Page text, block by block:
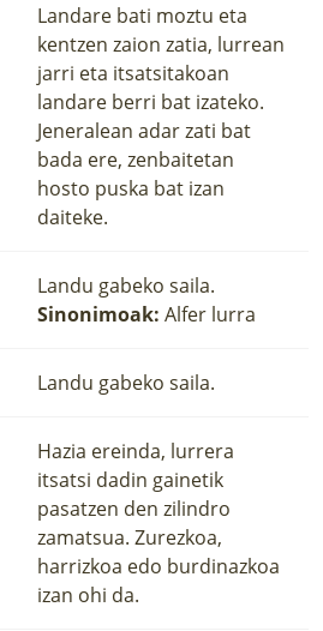
Landare bati moztu eta
kentzen zaion zatia, lurrean
jarri eta itsatsitakoan
landare berri bat izateko.
Jeneralean adar zati bat
bada ere, zenbaitetan
hosto puska bat izan
daiteke.
Landu gabeko saila.
Sinonimoak: Alfer lurra
Landu gabeko saila.
Hazia ereinda, lurrera
itsatsi dadin gainetik
pasatzen den zilindro
zamatsua. Zurezkoa,
harrizkoa edo burdinazkoa
izan ohi da.